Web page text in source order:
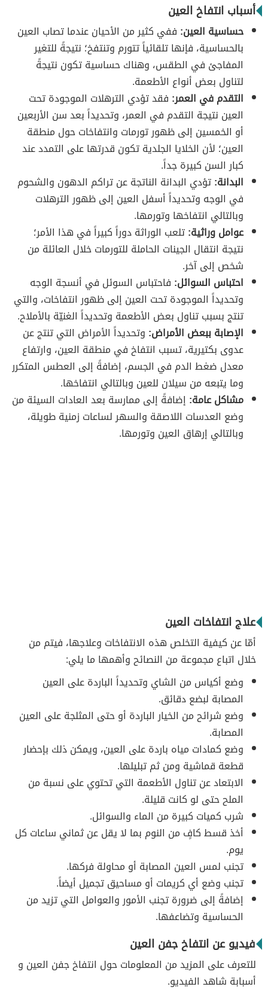
أسباب انتفاخ العين
حساسية العين: ففي كثير من الأحيان عندما تصاب العين
بالحساسية، فإنها تلقائياً تتورم وتنتفخ؛ نتيجةً للتغير
المفاجئ في الطقس، وهناك حساسية تكون نتيجةً
لتناول بعض أنواع الأطعمة.
التقدم في العمر: فقد تؤدي الترهلات الموجودة تحت
العين نتيجة التقدم في العمر، وتحديداً بعد سن الأربعين
أو الخمسين إلى ظهور تورمات وانتفاخات حول منطقة
العين؛ لأن الخلايا الجلدية تكون قدرتها على التمدد عند
كبار السن كبيرة جداً.
البدانة:تؤدي البدانة الناتجة عن تراكم الدهون والشحوم
في الوجه وتحديداً أسفل العين إلى ظهور الترهلات
وبالتالي انتفاخها وتورمها.
عوامل وراثية:تلعب الوراثة دوراً كبيراً في هذا الأمر؛
نتيجة انتقال الجينات الحاملة للتورمات خلال العائلة من
شخص إلى آخر.
احتباس السوائل: فاحتباس السوئل في أنسجة الوجه
وتحديداً الموجودة تحت العين إلى ظهور انتفاخات، والتي
تنتج بسبب تناول بعض الأطعمة وتحديداً الغنيّة بالأملاح.
الإصابة ببعض الأمراض: وتحديداً الأمراض التي تنتج عن
عدوى بكتيرية، تسبب انتفاخ في منطقة العين، وارتفاع
معدل ضغط الدم في الجسم، إضافةً إلى العطس المتكرر
وما يتبعه من سيلان للعين وبالتالي انتفاخها.
مشاكل عامة: إضافةً إلى ممارسة بعد العادات السيئة من
وضع العدسات اللاصقة والسهر لساعات زمنية طويلة،
وبالتالي إرهاق العين وتورمها.
علاج انتفاخات العين
أمّا عن كيفية التخلص هذه الانتفاخات وعلاجها، فيتم من
خلال اتباع مجموعة من النصائح وأهمها ما يلي:
وضع أكياس من الشاي وتحديداً الباردة على العين
المصابة لبضع دقائق.
وضع شرائح من الخيار الباردة أو حتى المثلجة على العين
المصابة.
وضع كمادات مياه باردة على العين، ويمكن ذلك بإحضار
قطعة قماشية ومن ثم تبليلها.
الابتعاد عن تناول الأطعمة التي تحتوي على نسبة من
الملح حتى لو كانت قليلة.
شرب كميات كبيرة من الماء والسوائل.
أخذ قسط كافٍ من النوم بما لا يقل عن ثماني ساعات كل
يوم.
تجنب لمس العين المصابة أو محاولة فركها.
تجنب وضع أي كريمات أو مساحيق تجميل أيضاً.
إضافةً إلى ضرورة تجنب الأمور والعوامل التي تزيد من
الحساسية وتضاعفها.
فيديو عن انتفاخ جفن العين
للتعرف على المزيد من المعلومات حول انتفاخ جفن العين و
أسبابة شاهد الفيديو.